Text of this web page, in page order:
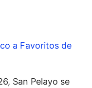
a Favoritos de
San Pelayo se